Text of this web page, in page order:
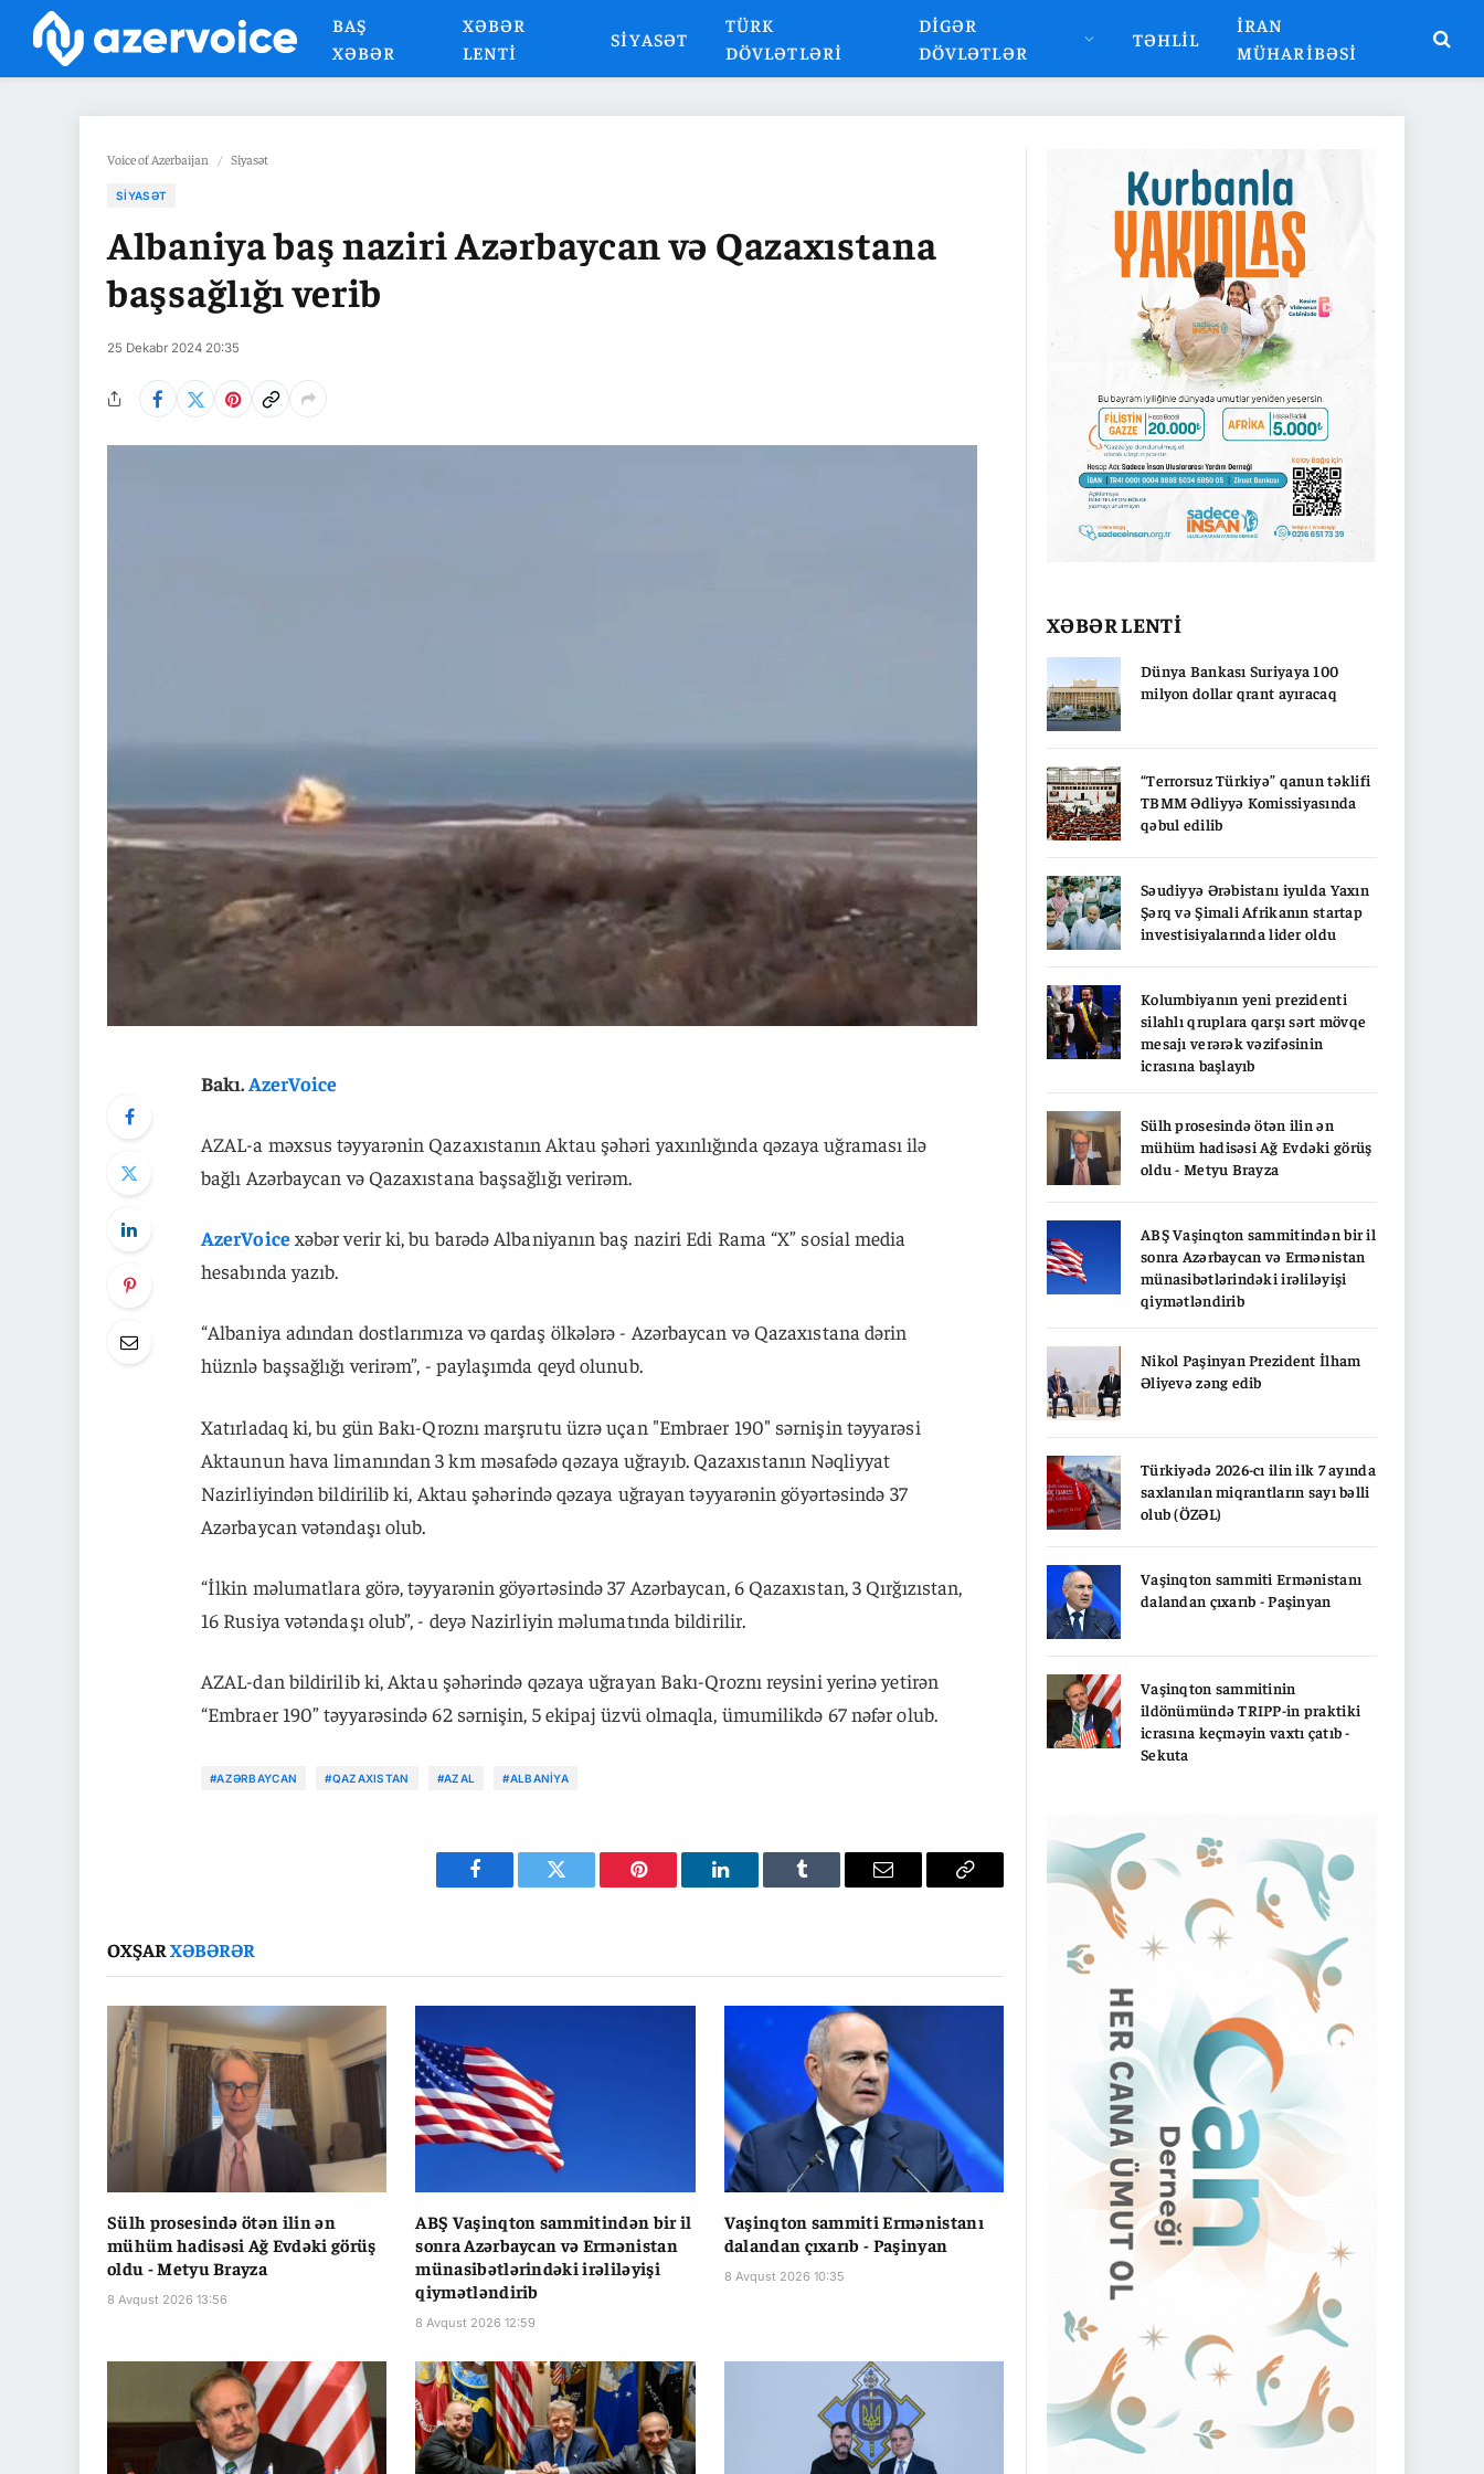
BAŞ
XƏBƏR
XƏBƏR
LENTI
SIYASƏT
TÜRK
DÖVLƏTLƏRI
DIGƏR
DÖVLƏTLƏR
TƏHLIL
İRAN
MÜHARIBƏSI
Voice of Azerbaijan / Siyasət
SIYASƏT
Albaniya baş naziri Azərbaycan və Qazaxıstana
başsağlığı verib
25 Dekabr 2024 20:35
Bakı.AzerVoice
AZAL-a məxsus təyyarənin Qazaxıstanın Aktau şəhəri yaxınlığında qəzaya uğraması ilə
bağlı Azərbaycan və Qazaxıstana başsağlığı verirəm.
AzerVoicexəbər verir ki, bu barədə Albaniyanın baş naziri Edi Rama “X” sosial media
hesabında yazıb.
“Albaniya adından dostlarımıza və qardaş ölkələrə - Azərbaycan və Qazaxıstana dərin
hüznlə başsağlığı verirəm”, - paylaşımda qeyd olunub.
Xatırladaq ki, bu gün Bakı-Qroznı marşrutu üzrə uçan "Embraer 190" sərnişin təyyarəsi
Aktaunun hava limanından 3 km məsafədə qəzaya uğrayıb. Qazaxıstanın Nəqliyyat
Nazirliyindən bildirilib ki, Aktau şəhərində qəzaya uğrayan təyyarənin göyərtəsində 37
Azərbaycan vətəndaşı olub.
“İlkin məlumatlara görə, təyyarənin göyərtəsində 37 Azərbaycan, 6 Qazaxıstan, 3 Qırğızıstan,
16 Rusiya vətəndaşı olub”, - deyə Nazirliyin məlumatında bildirilir.
AZAL-dan bildirilib ki, Aktau şəhərində qəzaya uğrayan Bakı-Qroznı reysini yerinə yetirən
“Embraer 190” təyyarəsində 62 sərnişin, 5 ekipaj üzvü olmaqla, ümumilikdə 67 nəfər olub.
#AZƏRBAYCAN #QAZAXISTAN #AZAL #ALBANIYA
Facebook Twitter Pinterest LinkedIn Tumblr Email
Copy
OXŞARXƏBƏRƏR
Sülh prosesində ötən ilin ən
mühüm hadisəsi Ağ Evdəki görüş
oldu - Metyu Brayza
8 Avqust 2026 13:56
ABŞ Vaşinqton sammitindən bir il
sonra Azərbaycan və Ermənistan
münasibətlərindəki irəliləyişi
qiymətləndirib
8 Avqust 2026 12:59
Vaşinqton sammiti Ermənistanı
dalandan çıxarıb - Paşinyan
8 Avqust 2026 10:35
XƏBƏR LENTİ
Dünya Bankası Suriyaya 100
milyon dollar qrant ayıracaq
“Terrorsuz Türkiyə” qanun təklifi
TBMM Ədliyyə Komissiyasında
qəbul edilib
Səudiyyə Ərəbistanı iyulda Yaxın
Şərq və Şimali Afrikanın startap
investisiyalarında lider oldu
Kolumbiyanın yeni prezidenti
silahlı qruplara qarşı sərt mövqe
mesajı verərək vəzifəsinin
icrasına başlayıb
Sülh prosesində ötən ilin ən
mühüm hadisəsi Ağ Evdəki görüş
oldu - Metyu Brayza
ABŞ Vaşinqton sammitindən bir il
sonra Azərbaycan və Ermənistan
münasibətlərindəki irəliləyişi
qiymətləndirib
Nikol Paşinyan Prezident İlham
Əliyevə zəng edib
Türkiyədə 2026-cı ilin ilk 7 ayında
saxlanılan miqrantların sayı bəlli
olub (ÖZƏL)
Vaşinqton sammiti Ermənistanı
dalandan çıxarıb - Paşinyan
Vaşinqton sammitinin
ildönümündə TRIPP-in praktiki
icrasına keçməyin vaxtı çatıb -
Sekuta